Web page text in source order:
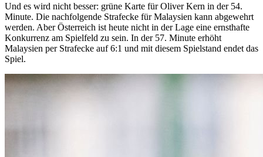
Und es wird nicht besser: grüne Karte für Oliver Kern in der 54.
Minute. Die nachfolgende Strafecke für Malaysien kann abgewehrt
werden. Aber Österreich ist heute nicht in der Lage eine ernsthafte
Konkurrenz am Spielfeld zu sein. In der 57. Minute erhöht
Malaysien per Strafecke auf 6:1 und mit diesem Spielstand endet das
Spiel.